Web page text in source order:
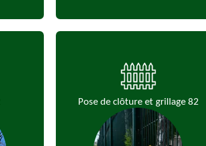
Pose de clôture et grillage 82